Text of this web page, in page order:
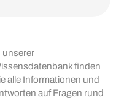
unserer
finden
alle Informationen und
auf Fragen rund